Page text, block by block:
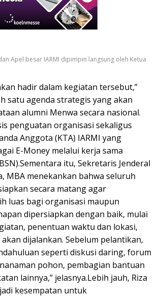
Apel besar IARMI dipimpin langsung oleh Ketua
hadir dalam kegiatan tersebut,”
satu agenda strategis yang akan
alumni Menwa secara nasional.
penguatan organisasi sekaligus
Anggota (KTA) IARMI yang
E-Money melalui kerja sama
itu, Sekretaris Jenderal
MBA menekankan bahwa seluruh
secara matang agar
luas bagi organisasi maupun
dipersiapkan dengan baik, mulai
penentuan waktu dan lokasi,
dijalankan. Sebelum pelantikan,
seperti diskusi daring, forum
pohon, pembagian bantuan
lainnya,” jelasnya.Lebih jauh, Riza
kesempatan untuk